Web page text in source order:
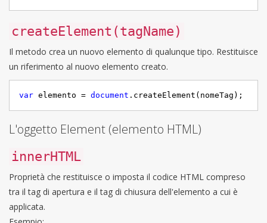
createElement(tagName)
Il metodo crea un nuovo elemento di qualunque tipo. Restituisce
un riferimento al nuovo elemento creato.
var elemento = document .createElement(nomeTag);
L'oggetto Element (elemento HTML)
innerHTML
Proprietà che restituisce o imposta il codice HTML compreso
tra il tag di apertura e il tag di chiusura dell'elemento a cui è
applicata.